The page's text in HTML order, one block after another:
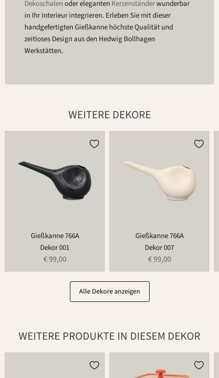
Dekoschalenoder eleganten Kerzenständerwunderbar
in Ihr Interieur integrieren. Erleben Sie mit dieser
handgefertigten Gießkanne höchste Qualität und
zeitloses Design aus den Hedwig Bollhagen
Werkstätten.
WEITERE DEKORE
Gießkanne 766A
Dekor 001
€ 99,00
Gießkanne 766A
Dekor 007
€ 99,00
Alle Dekore anzeigen
WEITERE PRODUKTE IN DIESEM DEKOR